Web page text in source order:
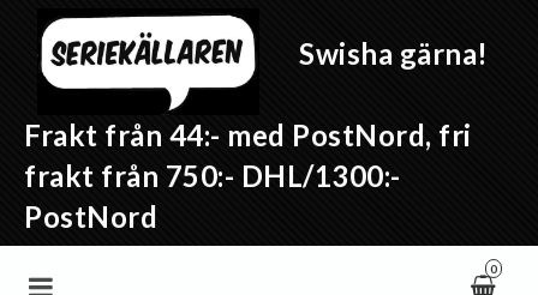
Swisha gärna!
Frakt från 44:- med PostNord, fri
frakt från 750:- DHL/1300:-
PostNord
0